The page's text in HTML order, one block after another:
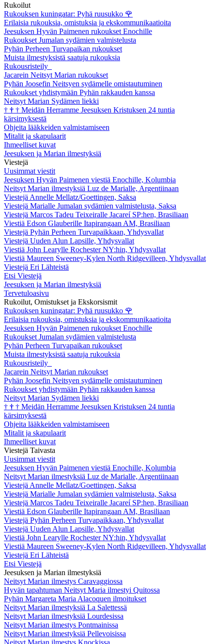
Rukoilut
Rukouksen kuningatar: Pyhä ruusukko 🌹
Erilaisia rukouksia, omistuksia ja ekskommunikaatioita
Jeesuksen Hyvän Paimenen rukoukset Enochille
Rukoukset Jumalan sydämien valmistelusta
Pyhän Perheen Turvapaikan rukoukset
Muista ilmestyksistä saatuja rukouksia
Rukousristeily
Jacarein Neitsyt Marian rukoukset
Pyhän Joosefin Neitsyen sydämelle omistautuminen
Rukoukset yhdistymään Pyhän rakkauden kanssa
Neitsyt Marian Sydämen liekki
† † † Meidän Herramme Jeesuksen Kristuksen 24 tuntia
kärsimyksestä
Ohjeita lääkkeiden valmistamiseen
Mitalit ja skapulaarit
Ihmeelliset kuvat
Jeesuksen ja Marian ilmestyksiä
Viestejä
Uusimmat viestit
Jeesuksen Hyvän Paimenen viestiä Enochille, Kolumbia
Neitsyt Marian ilmestyksiä Luz de Marialle, Argentiinaan
Viestejä Annelle Mellatz/Goettingen, Saksa
Viestejä Marialle Jumalan sydämien valmistelusta, Saksa
Viestejä Marcos Tadeu Teixeiralle Jacareí SP:hen, Brasiliaan
Viestiä Edson Glauberille Itapirangaan AM, Brasiliaan
Viestejä Pyhän Perheen Turvapaikkaan, Yhdysvallat
Viestejä Uuden Alun Lapsille, Yhdysvallat
Viestiä John Learylle Rochester NY:hin, Yhdysvallat
Viestiä Maureen Sweeney-Kylen North Ridgevilleen, Yhdysvallat
Viestejä Eri Lähteistä
Etsi Viestejä
Jeesuksen ja Marian ilmestyksiä
Tervetuloasivu
Rukoilut, Omistukset ja Ekskorsismit
Rukouksen kuningatar: Pyhä ruusukko 🌹
Erilaisia rukouksia, omistuksia ja ekskommunikaatioita
Jeesuksen Hyvän Paimenen rukoukset Enochille
Rukoukset Jumalan sydämien valmistelusta
Pyhän Perheen Turvapaikan rukoukset
Muista ilmestyksistä saatuja rukouksia
Rukousristeily
Jacarein Neitsyt Marian rukoukset
Pyhän Joosefin Neitsyen sydämelle omistautuminen
Rukoukset yhdistymään Pyhän rakkauden kanssa
Neitsyt Marian Sydämen liekki
† † † Meidän Herramme Jeesuksen Kristuksen 24 tuntia
kärsimyksestä
Ohjeita lääkkeiden valmistamiseen
Mitalit ja skapulaarit
Ihmeelliset kuvat
Viestejä Taivasta
Uusimmat viestit
Jeesuksen Hyvän Paimenen viestiä Enochille, Kolumbia
Neitsyt Marian ilmestyksiä Luz de Marialle, Argentiinaan
Viestejä Annelle Mellatz/Goettingen, Saksa
Viestejä Marialle Jumalan sydämien valmistelusta, Saksa
Viestejä Marcos Tadeu Teixeiralle Jacareí SP:hen, Brasiliaan
Viestiä Edson Glauberille Itapirangaan AM, Brasiliaan
Viestejä Pyhän Perheen Turvapaikkaan, Yhdysvallat
Viestejä Uuden Alun Lapsille, Yhdysvallat
Viestiä John Learylle Rochester NY:hin, Yhdysvallat
Viestiä Maureen Sweeney-Kylen North Ridgevilleen, Yhdysvallat
Viestejä Eri Lähteistä
Etsi Viestejä
Jeesuksen ja Marian ilmestyksiä
Neitsyt Marian ilmestys Caravaggiossa
Hyvän tapahtuman Neitsyt Maria ilmestyi Quitossa
Pyhän Margareta Maria Alacoquen ilmoitukset
Neitsyt Marian ilmestyksiä La Salettessä
Neitsyt Marian ilmestyksiä Lourdesissa
Neitsyt Marian ilmestys Pontmainissa
Neitsyt Marian ilmestyksiä Pellevoisissa
Neitsyt Marian ilmestys Knockissa